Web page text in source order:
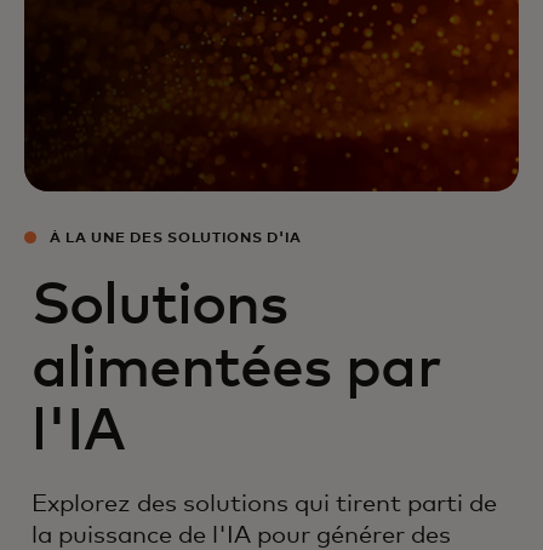
À LA UNE DES SOLUTIONS D'IA
Solutions
alimentées par
l'IA
Explorez des solutions qui tirent parti de
la puissance de l'IA pour générer des